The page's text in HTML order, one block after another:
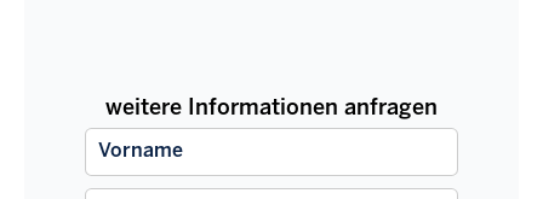
weitere Informationen anfragen